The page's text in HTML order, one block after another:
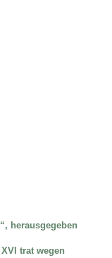
herausgegeben
trat wegen